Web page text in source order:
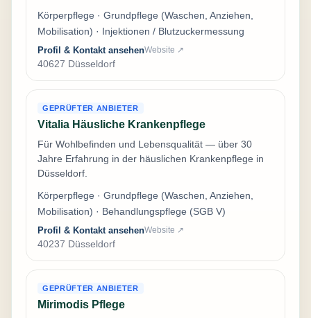
Körperpflege · Grundpflege (Waschen, Anziehen,
Mobilisation) · Injektionen / Blutzuckermessung
Profil & Kontakt ansehenWebsite ↗
40627 Düsseldorf
GEPRÜFTER ANBIETER
Vitalia Häusliche Krankenpflege
Für Wohlbefinden und Lebensqualität — über 30
Jahre Erfahrung in der häuslichen Krankenpflege in
Düsseldorf.
Körperpflege · Grundpflege (Waschen, Anziehen,
Mobilisation) · Behandlungspflege (SGB V)
Profil & Kontakt ansehenWebsite ↗
40237 Düsseldorf
GEPRÜFTER ANBIETER
Mirimodis Pflege